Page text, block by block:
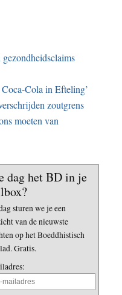
Cola in Efteling’
zoutgrens
moeten van
dag het BD in je
sturen we je een
van de nieuwste
op het Boeddhistisch
Gratis.